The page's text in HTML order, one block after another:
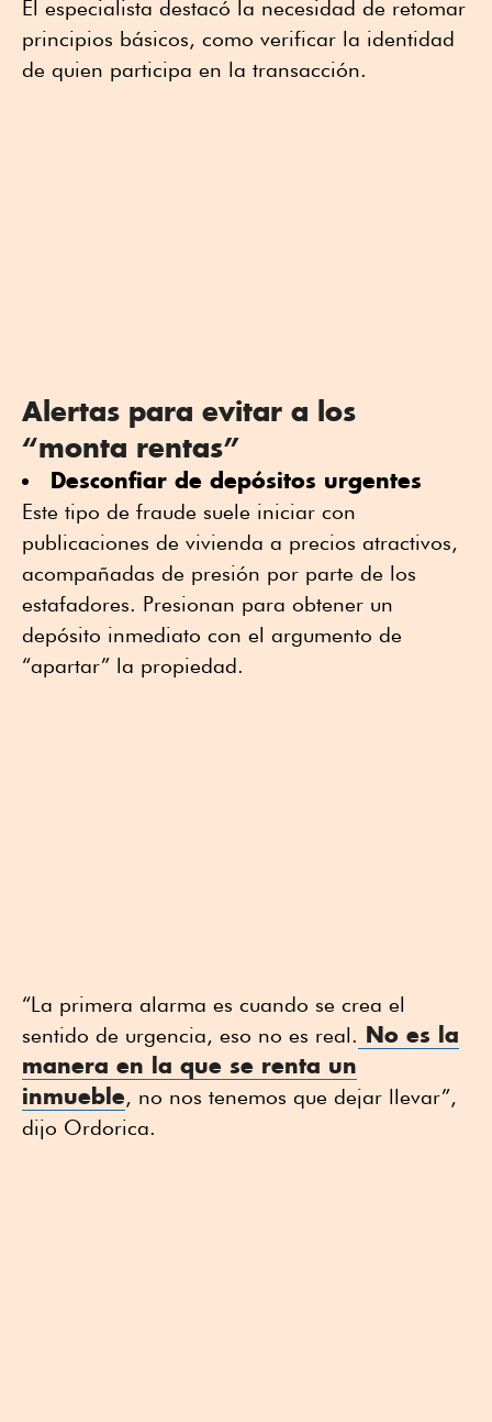
El especialista destacó la necesidad de retomar
principios básicos, como verificar la identidad
de quien participa en la transacción.
Alertas para evitar a los
“monta rentas”
Desconfiar de depósitos urgentes
Este tipo de fraude suele iniciar con
publicaciones de vivienda a precios atractivos,
acompañadas de presión por parte de los
estafadores. Presionan para obtener un
depósito inmediato con el argumento de
“apartar” la propiedad.
“La primera alarma es cuando se crea el
sentido de urgencia, eso no es real. No es la
manera en la que se renta un
inmueble, no nos tenemos que dejar llevar”,
dijo Ordorica.